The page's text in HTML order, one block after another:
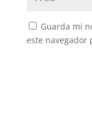
Guarda mi
este navegador